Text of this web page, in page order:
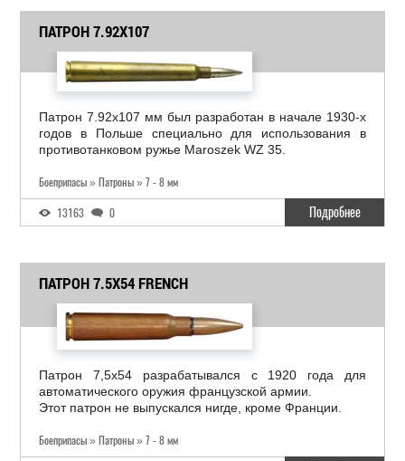
ПАТРОН 7.92X107
Патрон 7.92x107 мм был разработан в начале 1930-х
годов в Польше специально для использования в
противотанковом ружье Maroszek WZ 35.
Боеприпасы » Патроны » 7 - 8 мм
13163 0 Подробнее
ПАТРОН 7.5X54 FRENCH
Патрон 7,5x54 разрабатывался с 1920 года для
автоматического оружия французской армии.
Этот патрон не выпускался нигде, кроме Франции.
Боеприпасы » Патроны » 7 - 8 мм